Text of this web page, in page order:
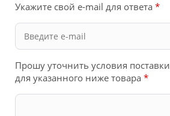
Укажите свой e-mail для ответа *
Прошу уточнить условия поставки
для указанного ниже товара *